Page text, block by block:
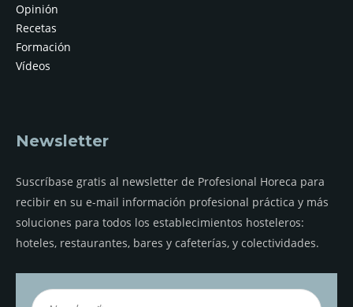
Opinión
Recetas
Formación
Vídeos
Newsletter
Suscríbase gratis al newsletter de Profesional Horeca para
recibir en su e-mail información profesional práctica y más
soluciones para todos los establecimientos hosteleros:
hoteles, restaurantes, bares y cafeterías, y colectividades.